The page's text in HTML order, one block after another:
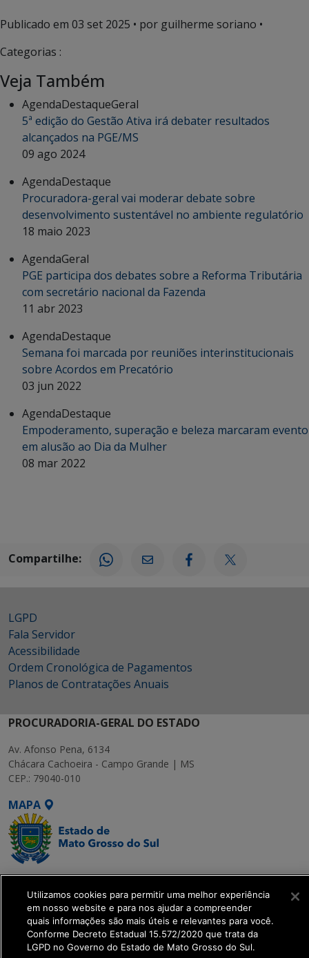
Publicado em 03 set 2025 • por guilherme soriano •
Categorias :
Veja Também
AgendaDestaqueGeral
5ª edição do Gestão Ativa irá debater resultados
alcançados na PGE/MS
09 ago 2024
AgendaDestaque
Procuradora-geral vai moderar debate sobre
desenvolvimento sustentável no ambiente regulatório
18 maio 2023
AgendaGeral
PGE participa dos debates sobre a Reforma Tributária
com secretário nacional da Fazenda
11 abr 2023
AgendaDestaque
Semana foi marcada por reuniões interinstitucionais
sobre Acordos em Precatório
03 jun 2022
AgendaDestaque
Empoderamento, superação e beleza marcaram evento
em alusão ao Dia da Mulher
08 mar 2022
Compartilhe:
LGPD
Fala Servidor
Acessibilidade
Ordem Cronológica de Pagamentos
Planos de Contratações Anuais
PROCURADORIA-GERAL DO ESTADO
Av. Afonso Pena, 6134
Chácara Cachoeira - Campo Grande | MS
CEP.: 79040-010
MAPA
SETDIG | Secretaria-
Executiva de
Transformação Digital
get_footer();
Utilizamos cookies para permitir uma melhor experiência
em nosso website e para nos ajudar a compreender
quais informações são mais úteis e relevantes para você.
Conforme Decreto Estadual 15.572/2020 que trata da
LGPD no Governo do Estado de Mato Grosso do Sul.